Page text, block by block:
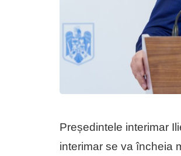
Președintele interimar
interimar se va încheia